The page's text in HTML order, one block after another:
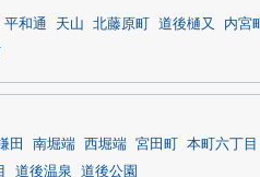
平和通 天山 北藤原町 道後樋又 内宮町
田 南堀端 西堀端 宮田町 本町六丁目
道後温泉 道後公園